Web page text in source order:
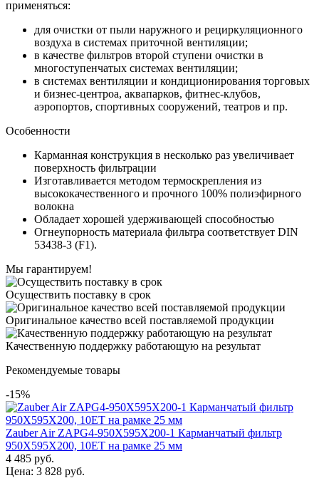
применяться:
для очистки от пыли наружного и рециркуляционного
воздуха в системах приточной вентиляции;
в качестве фильтров второй ступени очистки в
многоступенчатых системах вентиляции;
в системах вентиляции и кондиционирования торговых
и бизнес-центроа, аквапарков, фитнес-клубов,
аэропортов, спортивных сооружений, театров и пр.
Особенности
Карманная конструкция в несколько раз увеличивает
поверхность фильтрации
Изготавливается методом термоскрепления из
высококачественного и прочного 100% полиэфирного
волокна
Обладает хорошей удерживающей способностью
Огнеупорность материала фильтра соответствует DIN
53438-3 (F1).
Мы гарантируем!
Осуществить поставку в срок
Оригинальное качество всей поставляемой продукции
Качественную поддержку работающую на результат
Рекомендуемые товары
-15%
Zauber Air ZAPG4-950X595X200-1 Карманчатый фильтр
950Х595Х200, 10ЕТ на рамке 25 мм
4 485 руб.
Цена: 3 828 руб.